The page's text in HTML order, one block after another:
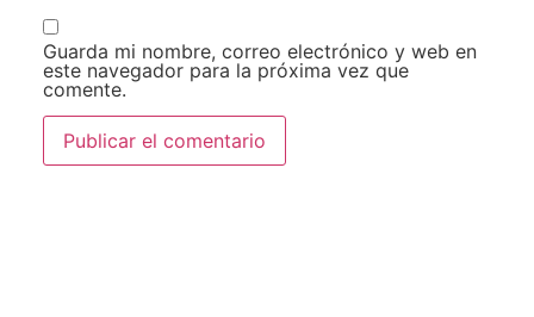
Guarda mi nombre, correo electrónico y web en
este navegador para la próxima vez que
comente.